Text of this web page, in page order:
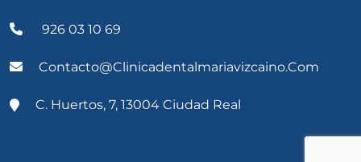
926 03 10 69
Contacto@clinicadentalmariavizcaino.com
C. Huertos, 7, 13004 Ciudad Real